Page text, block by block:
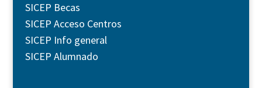
SICEP Becas
SICEP Acceso Centros
SICEP Info general
SICEP Alumnado